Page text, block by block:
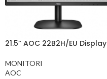
21.5” AOC 22B2H/EU Display
MONITORI
AOC